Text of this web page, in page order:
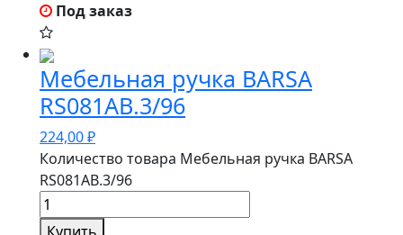
Под заказ
Мебельная ручка BARSA
RS081AB.3/96
224,00₽
Количество товара Мебельная ручка BARSA
RS081AB.3/96